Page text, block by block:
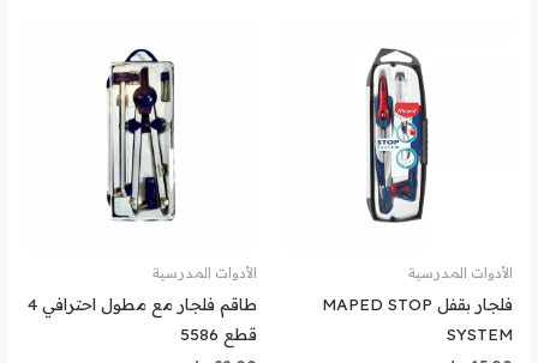
الأدوات المدرسية
فلجار بقفل MAPED STOP
SYSTEM
الأدوات المدرسية
طاقم فلجار مع مطول احترافي 4
قطع 5586